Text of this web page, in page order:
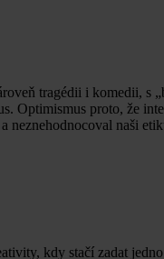
tragédii i komedii, s
Optimismus proto, že
naši
kdy stačí zadat